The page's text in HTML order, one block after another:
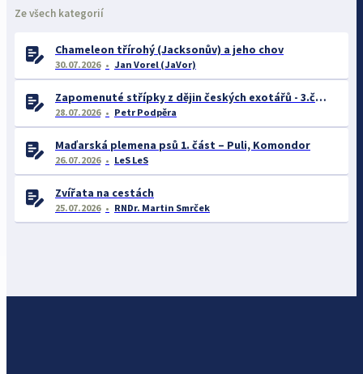
Ze všech kategorií
Chameleon třírohý (Jacksonův) a jeho chov
30.07.2026 Jan Vorel (JaVor)
Zapomenuté střípky z dějin českých exotářů - 3.část
28.07.2026 Petr Podpěra
Maďarská plemena psů 1. část – Puli, Komondor
26.07.2026 LeS LeS
Zvířata na cestách
25.07.2026 RNDr. Martin Smrček